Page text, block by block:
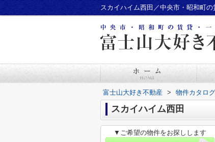
スカイハイム西田／中央市・昭和町
富士山大好き不動産 > 物件カタログ
スカイハイム西田
▼ご希望の物件をお探しします